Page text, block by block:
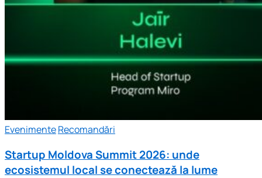
EvenimenteRecomandări
Startup Moldova Summit 2026: unde
ecosistemul local se conectează la lume